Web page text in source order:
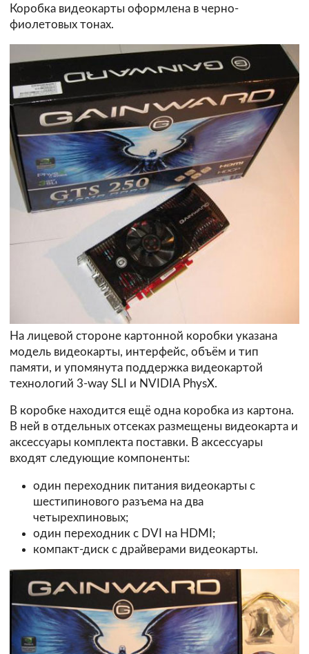
Коробка видеокарты оформлена в черно-
фиолетовых тонах.
На лицевой стороне картонной коробки указана
модель видеокарты, интерфейс, объём и тип
памяти, и упомянута поддержка видеокартой
технологий 3-way SLI и NVIDIA PhysX.
В коробке находится ещё одна коробка из картона.
В ней в отдельных отсеках размещены видеокарта и
аксессуары комплекта поставки. В аксессуары
входят следующие компоненты:
один переходник питания видеокарты с
шестипинового разъема на два
четырехпиновых;
один переходник с DVI на HDMI;
компакт-диск с драйверами видеокарты.